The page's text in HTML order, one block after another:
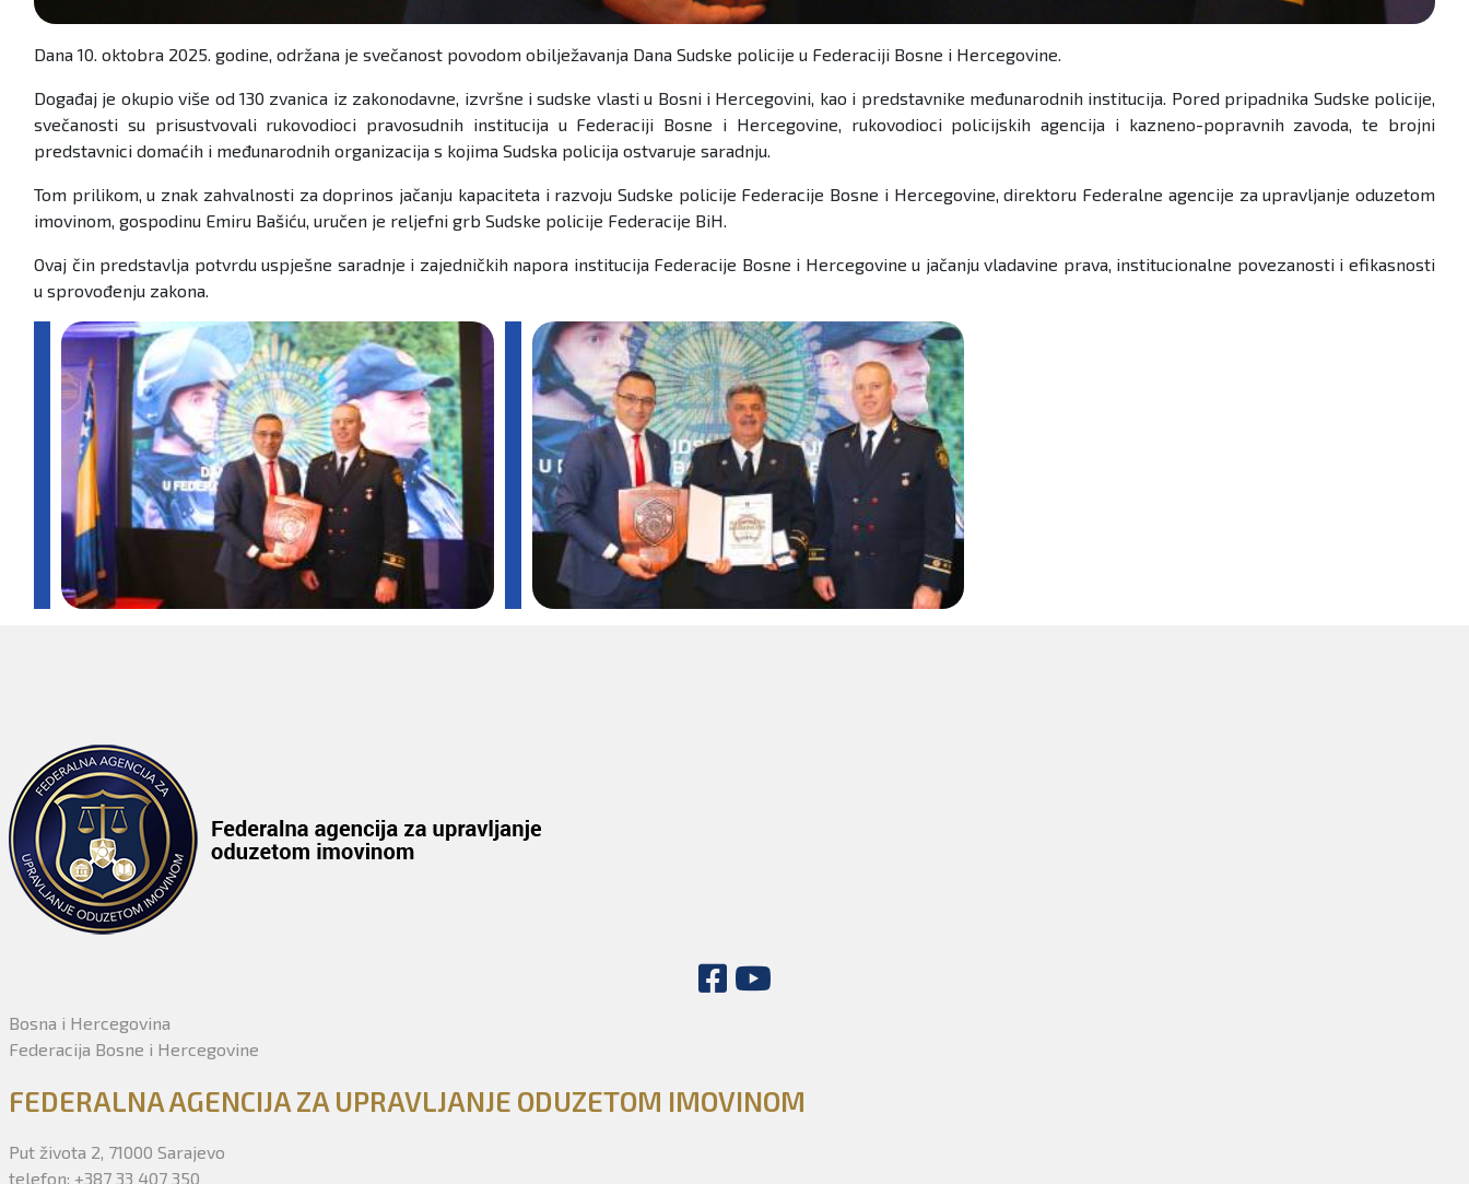
Dana 10. oktobra 2025. godine, održana je svečanost povodom obilježavanja Dana Sudske policije u Federaciji Bosne i Hercegovine.
Događaj je okupio više od 130 zvanica iz zakonodavne, izvršne i sudske vlasti u Bosni i Hercegovini, kao i predstavnike međunarodnih institucija. Pored pripadnika Sudske policije,
svečanosti su prisustvovali rukovodioci pravosudnih institucija u Federaciji Bosne i Hercegovine, rukovodioci policijskih agencija i kazneno-popravnih zavoda, te brojni
predstavnici domaćih i međunarodnih organizacija s kojima Sudska policija ostvaruje saradnju.
Tom prilikom, u znak zahvalnosti za doprinos jačanju kapaciteta i razvoju Sudske policije Federacije Bosne i Hercegovine, direktoru Federalne agencije za upravljanje oduzetom
imovinom, gospodinu Emiru Bašiću, uručen je reljefni grb Sudske policije Federacije BiH.
Ovaj čin predstavlja potvrdu uspješne saradnje i zajedničkih napora institucija Federacije Bosne i Hercegovine u jačanju vladavine prava, institucionalne povezanosti i efikasnosti
u sprovođenju zakona.
Bosna i Hercegovina
Federacija Bosne i Hercegovine
FEDERALNA AGENCIJA ZA UPRAVLJANJE ODUZETOM IMOVINOM
Put života 2, 71000 Sarajevo
telefon: +387 33 407 350